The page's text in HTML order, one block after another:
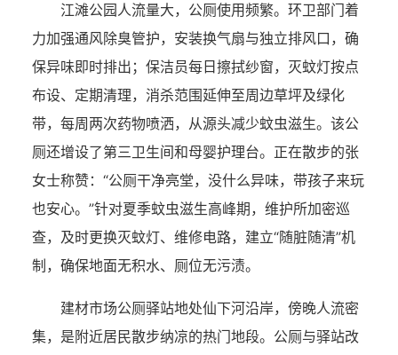
江滩公园人流量大，公厕使用频繁。环卫部门着
力加强通风除臭管护，安装换气扇与独立排风口，确
保异味即时排出；保洁员每日擦拭纱窗，灭蚊灯按点
布设、定期清理，消杀范围延伸至周边草坪及绿化
带，每周两次药物喷洒，从源头减少蚊虫滋生。该公
厕还增设了第三卫生间和母婴护理台。正在散步的张
女士称赞：“公厕干净亮堂，没什么异味，带孩子来玩
也安心。”针对夏季蚊虫滋生高峰期，维护所加密巡
查，及时更换灭蚊灯、维修电路，建立“随脏随清”机
制，确保地面无积水、厕位无污渍。
建材市场公厕驿站地处仙下河沿岸，傍晚人流密
集，是附近居民散步纳凉的热门地段。公厕与驿站改